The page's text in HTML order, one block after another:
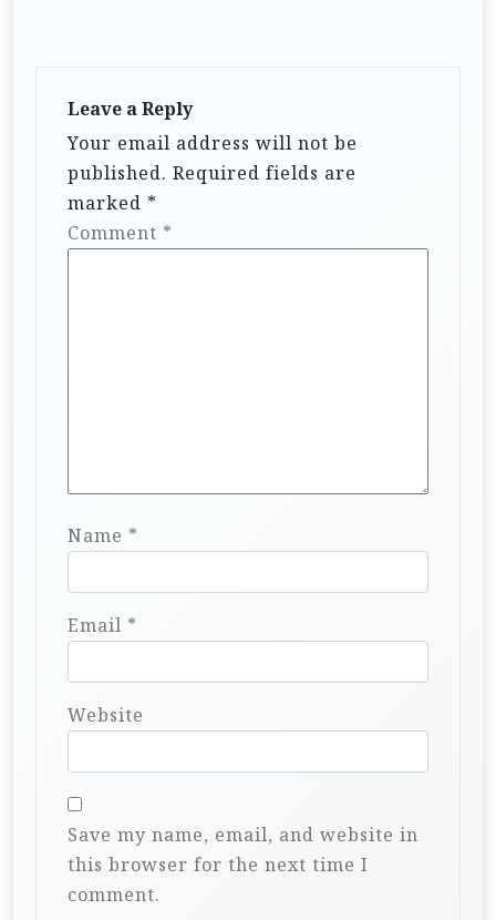
Leave a Reply
Your email address will not be
published. Required fields are
marked *
Comment *
Name *
Email *
Website
Save my name, email, and website in
this browser for the next time I
comment.